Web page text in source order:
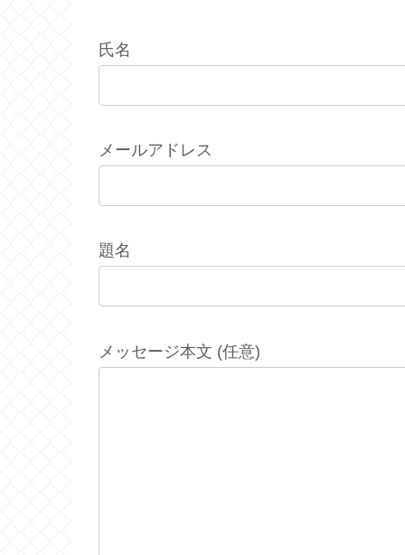
氏名
メールアドレス
題名
メッセージ本文 (任意)